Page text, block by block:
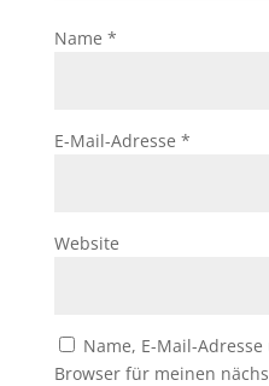
Name *
E-Mail-Adresse *
Website
Name, E-Mail-
Browser für meinen